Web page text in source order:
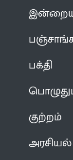
இன்றைய
பக்தி
குற்றம்
அரசியல்